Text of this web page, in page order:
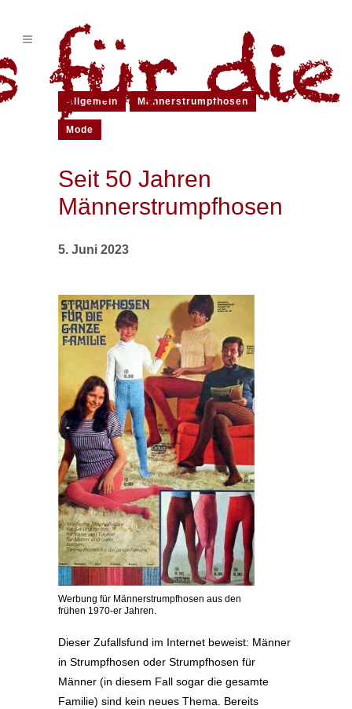
Allgemein Männerstrumpfhosen
Mode
Seit 50 Jahren
Männerstrumpfhosen
5. Juni 2023
Werbung für Männerstrumpfhosen aus den
frühen 1970-er Jahren.
Dieser Zufallsfund im Internet beweist: Männer
in Strumpfhosen oder Strumpfhosen für
Männer (in diesem Fall sogar die gesamte
Familie) sind kein neues Thema. Bereits